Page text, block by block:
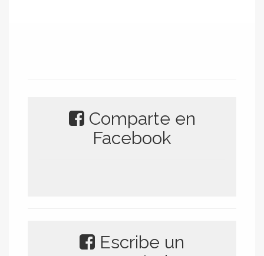
Comparte en
Facebook
Escribe un